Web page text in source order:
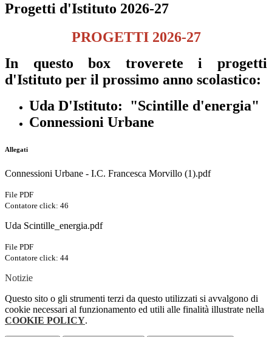
Progetti d'Istituto 2026-27
PROGETTI 2026-27
In questo box troverete i progetti
d'Istituto per il prossimo anno scolastico:
Uda D'Istituto: "Scintille d'energia"
Connessioni Urbane
Allegati
Connessioni Urbane - I.C. Francesca Morvillo (1).pdf
File PDF
Contatore click: 46
Uda Scintille_energia.pdf
File PDF
Contatore click: 44
Notizie
Questo sito o gli strumenti terzi da questo utilizzati si avvalgono di
cookie necessari al funzionamento ed utili alle finalità illustrate nella
COOKIE POLICY.